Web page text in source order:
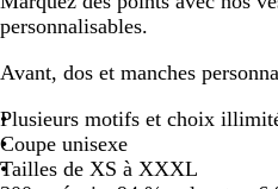
personnalisables.
Avant, dos et manches
Plusieurs motifs et choix
Coupe unisexe
Tailles de XS à XXXL